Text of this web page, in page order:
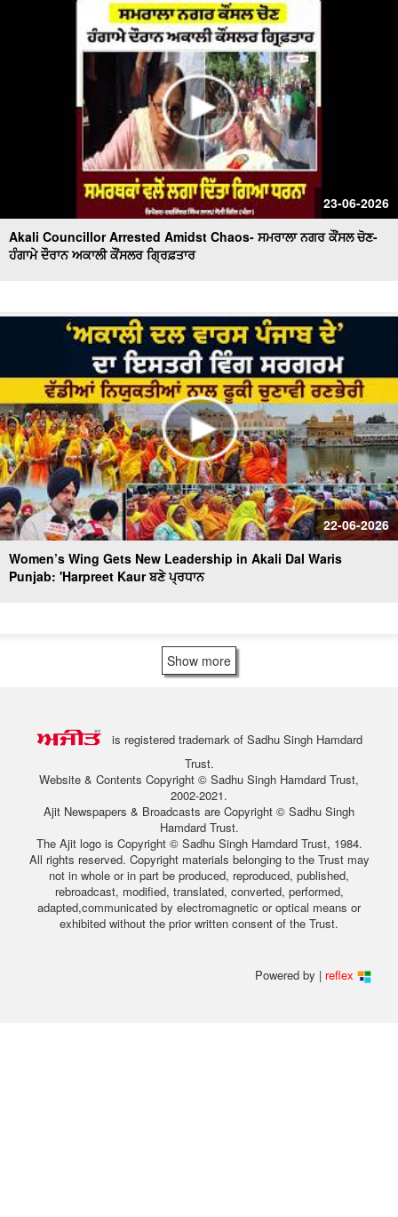
23-06-2026
Akali Councillor Arrested Amidst Chaos- ਸਮਰਾਲਾ ਨਗਰ ਕੌਂਸਲ ਚੋਣ-
ਹੰਗਾਮੇ ਦੌਰਾਨ ਅਕਾਲੀ ਕੌਂਸਲਰ ਗ੍ਰਿਫ਼ਤਾਰ
22-06-2026
Women’s Wing Gets New Leadership in Akali Dal Waris
Punjab: 'Harpreet Kaur ਬਣੇ ਪ੍ਰਧਾਨ
Show more
is registered trademark of Sadhu Singh Hamdard
Trust.
Website & Contents Copyright © Sadhu Singh Hamdard Trust,
2002-2021.
Ajit Newspapers & Broadcasts are Copyright © Sadhu Singh
Hamdard Trust.
The Ajit logo is Copyright © Sadhu Singh Hamdard Trust, 1984.
All rights reserved. Copyright materials belonging to the Trust may
not in whole or in part be produced, reproduced, published,
rebroadcast, modified, translated, converted, performed,
adapted,communicated by electromagnetic or optical means or
exhibited without the prior written consent of the Trust.
Powered by | reflex